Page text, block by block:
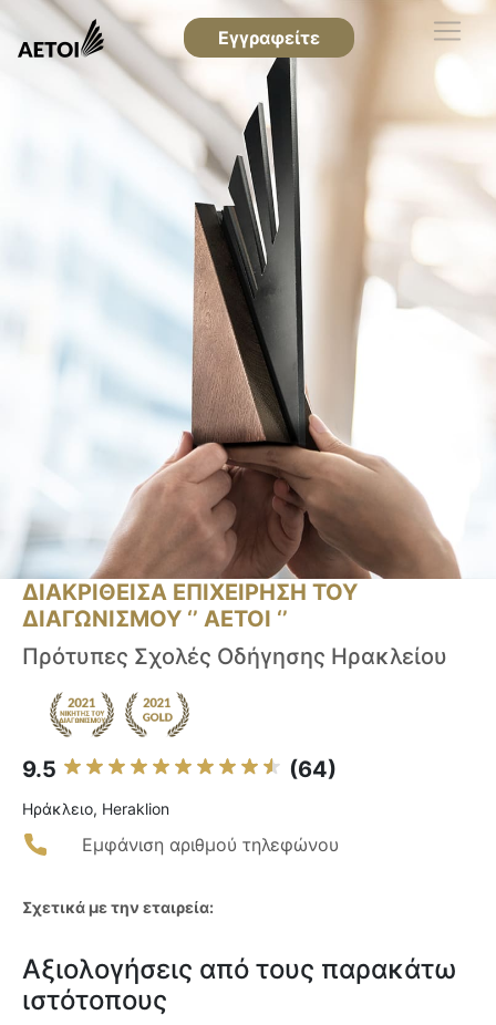
Εγγραφείτε
ΔΙΑΚΡΙΘΕΙΣΑ ΕΠΙΧΕΙΡΗΣΗ ΤΟΥ
ΔΙΑΓΩΝΙΣΜΟΥ ‘’ ΑΕΤΟΙ ‘’
Πρότυπες Σχολές Οδήγησης Ηρακλείου
9.5 (64)
Ηράκλειο, Heraklion
Εμφάνιση αριθμού τηλεφώνου
Σχετικά με την εταιρεία:
Αξιολογήσεις από τους παρακάτω
ιστότοπους